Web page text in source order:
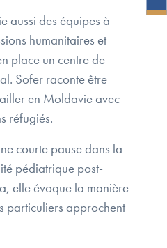
aussi des équipes à
humanitaires et
place un centre de
Sofer raconte être
en Moldavie avec
réfugiés.
courte pause dans la
pédiatrique post-
elle évoque la manière
particuliers approchent